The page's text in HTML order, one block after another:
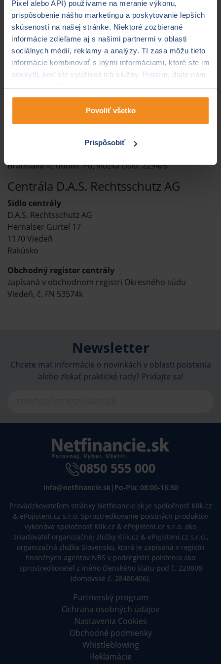
Pixel alebo API) používame na meranie výkonu,
prispôsobenie nášho marketingu a poskytovanie lepších
skúseností na našej stránke. Niektoré zozbierané
informácie zdieľame aj s našimi partnermi v oblasti
sociálnych médií, reklamy a analýzy. Tí zasa môžu tieto
informácie kombinovať s inými informáciami, ktoré ste im
poskytli, keď ste využívali ich služby. Prosím, dajte nám
Povoliť všetko
Prispôsobiť
Slovenská poisťovňa.
Úplný názov spoločnosti
D.A.S. Rechtsschutz AG, pobočka poisťovne z iného
členského štátu
Sídlo spoločnosti
Prievozská 4 C
821 09 Bratislava
47 250 569
Bratislava III, oddiel: Po, vložka číslo: 2294/B
Centrála D.A.S. Rechtsschutz AG
Sídlo centrály
D.A.S. Rechtsschutz AG
Hernalser Gurtel 17
1170 Viedeň
Rakúsko
Obchodný register centrály
zapísaná v obchodnom registri Okresného súdu
Viedeň, č. FN 53574k
Newsletter
Chcete mať informácie o novinkách v oblasti poistenia
alebo získať praktické rady? Pridajte sa!
0850 555 000
info@netfinancie.sk| Po-Pia: 08:00-16:30
Prevádzkovateľom stránky Netfinancie.sk je spoločnosť Klik.cz
& ePojisteni.cz s.r.o. Sprostredkovanie poistných produktov
vykonáva spoločnosť Klik.cz & ePojisteni.cz s.r.o. ako
zriaďovateľ organizačnej zložky Klik.cz & ePojisteni.cz s.r.o.,
organizačná zložka Slovensko, ktorá je zapísaná v registri
finančných agentov NBS v podregistri poistenia ako
sprostredkovateľ z iného členského štátu pod č. 220808
(domovské č. 28480406).
Partnerský program
Ochrana osobných údajov
Nastavenia Cookies
Obchodné podmienky
Whistleblowing
Reklamácie